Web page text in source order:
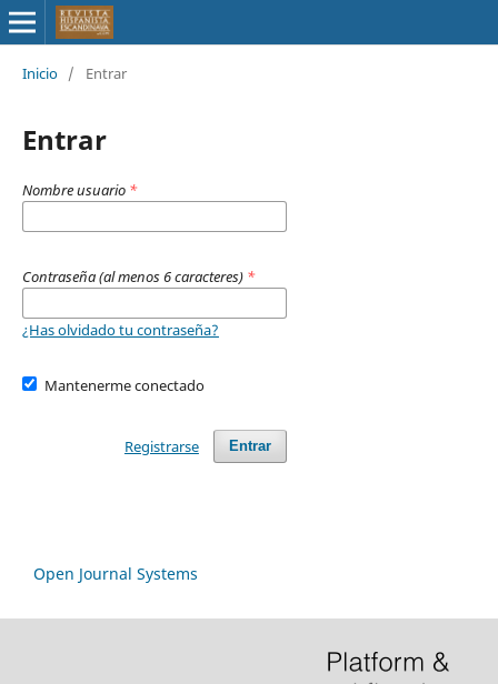
Inicio / Entrar
Entrar
Nombre usuario *
Contraseña (al menos 6 caracteres) *
¿Has olvidado tu contraseña?
Mantenerme conectado
Entrar
Registrarse
Open Journal Systems